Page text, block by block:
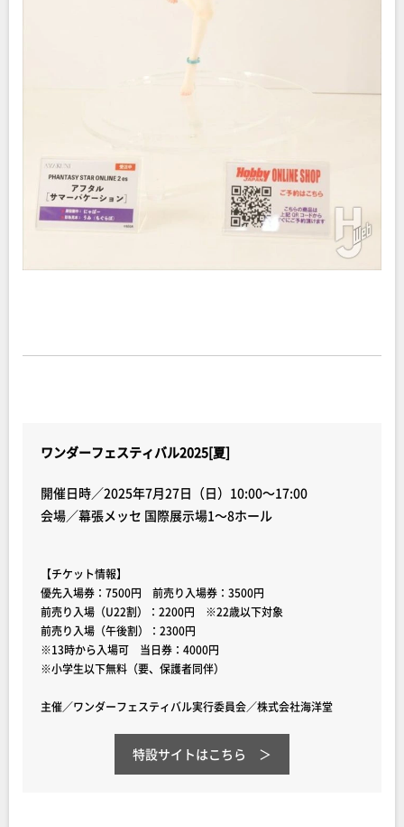
ワンダーフェスティバル2025[夏]
開催日時／2025年7月27日（日）10:00～17:00
会場／幕張メッセ 国際展示場1～8ホール
【チケット情報】
優先入場券：7500円 前売り入場券：3500円
前売り入場（U22割）：2200円 ※22歳以下対象
前売り入場（午後割）：2300円
※13時から入場可 当日券：4000円
※小学生以下無料（要、保護者同伴）
主催／ワンダーフェスティバル実行委員会／株式会社海洋堂
特設サイトはこちら